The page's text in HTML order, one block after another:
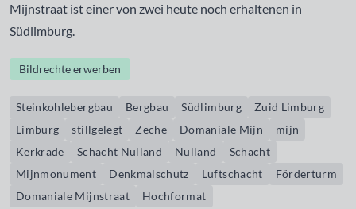
Mijnstraat ist einer von zwei heute noch erhaltenen in
Südlimburg.
Bildrechte erwerben
Steinkohlebergbau Bergbau Südlimburg
Zuid Limburg
Limburg
stillgelegt Zeche Domaniale Mijn
mijn
Kerkrade
Schacht Nulland Nulland
Schacht
Mijnmonument
Denkmalschutz Luftschacht
Förderturm
Domaniale Mijnstraat
Hochformat